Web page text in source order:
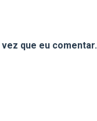
que eu comentar.